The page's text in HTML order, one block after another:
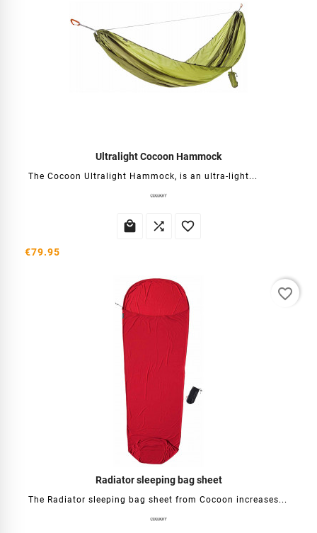
Ultralight Cocoon Hammock
The Cocoon Ultralight Hammock, is an ultra-light...
  
€79.95
Radiator sleeping bag sheet
The Radiator sleeping bag sheet from Cocoon increases...
favorite_border